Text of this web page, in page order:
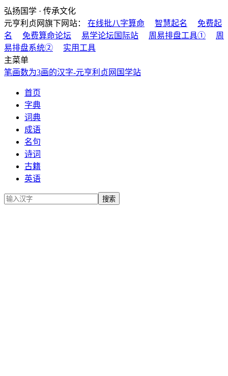
弘扬国学 · 传承文化
元亨利贞网旗下网站： 在线批八字算命 智慧起名
免费起
名
免费算命论坛 易学论坛国际站 周易排盘工具①
周
易排盘系统②
实用工具
主菜单
笔画数为3画的汉字-元亨利贞网国学站
首页
字典
词典
成语
名句
诗词
古籍
英语